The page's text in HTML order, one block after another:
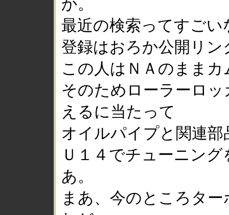
か。
最近の検索ってすごい
登録はおろか公開リ
この人はＮＡのまま
そのためローラーロ
えるに当たって
オイルパイプと関連
Ｕ１４でチューニン
あ。
まあ、今のところタ